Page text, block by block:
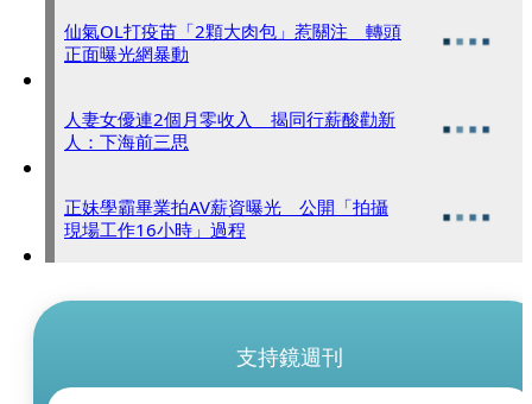
仙氣OL打疫苗「2顆大肉包」惹關注 轉頭
正面曝光網暴動
人妻女優連2個月零收入 揭同行薪酸勸新
人：下海前三思
正妹學霸畢業拍AV薪資曝光 公開「拍攝
現場工作16小時」過程
支持鏡週刊